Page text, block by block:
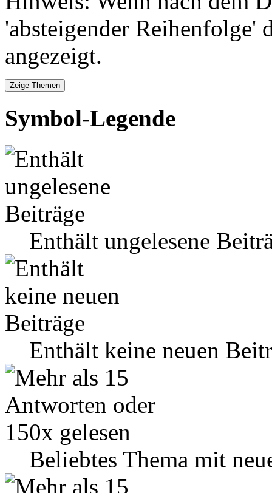
'absteigender Reihenfolge'
angezeigt.
Symbol-Legende
Enthält ungelesene
Enthält keine neuen
Beliebtes Thema mit